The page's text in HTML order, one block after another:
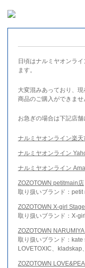
日頃はナルミヤオンラ
ます。
大変混みあっており、
商品のご購入ができませ
お急ぎの場合は下記店舗
ナルミヤオンライン楽天
ナルミヤオンライン
ナルミヤオンライン
ZOZOTOWN petitmain店
取り扱いブランド：
ZOZOTOWN X-girl
取り扱いブランド：X-
ZOZOTOWN
取り扱いブランド：kate
LOVETOXIC、
ZOZOTOWN